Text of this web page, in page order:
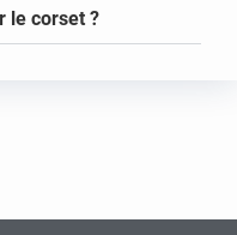
le corset ?